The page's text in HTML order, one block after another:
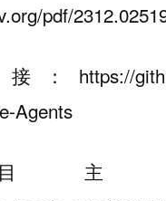
pdf/
https://
Agents
主